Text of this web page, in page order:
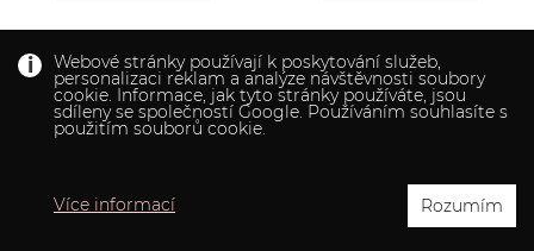
Webové stránky používají k poskytování služeb,
personalizaci reklam a analýze návštěvnosti soubory
cookie. Informace, jak tyto stránky používáte, jsou
sdíleny se společností Google. Používáním souhlasíte s
použitím souborů cookie.
Více informací Rozumím